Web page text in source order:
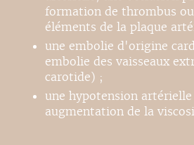
formation de thrombus
éléments de la plaque
une embolie d'origine
embolie des vaisseaux
carotide) ;
une hypotension artérielle
augmentation de la